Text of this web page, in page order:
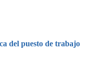
del puesto de trabajo